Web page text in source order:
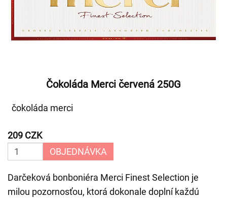
Čokoláda Merci červená 250G
čokoláda merci
209 CZK
OBJEDNÁVKA
Darčeková bonboniéra Merci Finest Selection je
milou pozornosťou, ktorá dokonale doplní každú